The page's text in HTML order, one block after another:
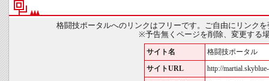
格闘技ポータルへのリンクはフリーです。ご自由にリンク
※予告無くページを削除、変更する
サイト名 格闘技ポータル
サイトURL http://